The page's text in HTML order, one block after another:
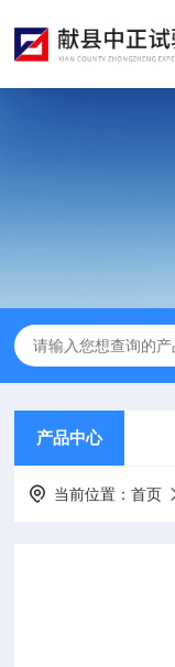
产品中心
当前位置：首页